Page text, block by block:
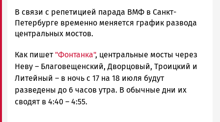
Карен
Бадалян
Новости
и
Карелии
|
Петрозаводск
ГОВОРИТ
В связи с репетицией парада ВМФ в Санкт-
Петербурге временно меняется график развода
центральных мостов.
Как пишет "Фонтанка", центральные мосты через
Неву – Благовещенский, Дворцовый, Троицкий и
Литейный – в ночь с 17 на 18 июля будут
разведены до 6 часов утра. В обычные дни их
сводят в 4:40 – 4:55.